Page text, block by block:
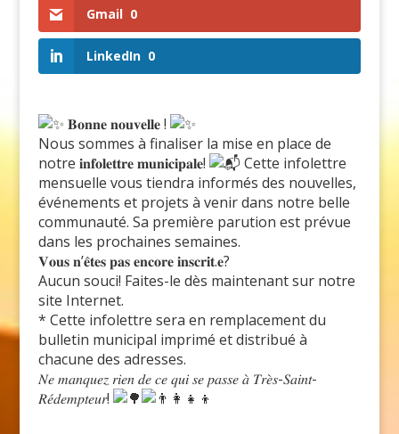
Gmail 0
LinkedIn 0
𝐁𝐨𝐧𝐧𝐞 𝐧𝐨𝐮𝐯𝐞𝐥𝐥𝐞 !
Nous sommes à finaliser la mise en place de
notre 𝐢𝐧𝐟𝐨𝐥𝐞𝐭𝐭𝐫𝐞 𝐦𝐮𝐧𝐢𝐜𝐢𝐩𝐚𝐥𝐞!
Cette infolettre
mensuelle vous tiendra informés des nouvelles,
événements et projets à venir dans notre belle
communauté. Sa première parution est prévue
dans les prochaines semaines.
𝐕𝐨𝐮𝐬 𝐧’𝐞̂𝐭𝐞𝐬 𝐩𝐚𝐬 𝐞𝐧𝐜𝐨𝐫𝐞 𝐢𝐧𝐬𝐜𝐫𝐢𝐭.𝐞?
Aucun souci! Faites-le dès maintenant sur notre
site Internet.
* Cette infolettre sera en remplacement du
bulletin municipal imprimé et distribué à
chacune des adresses.
𝑁𝑒 𝑚𝑎𝑛𝑞𝑢𝑒𝑧 𝑟𝑖𝑒𝑛 𝑑𝑒 𝑐𝑒 𝑞𝑢𝑖 𝑠𝑒 𝑝𝑎𝑠𝑠𝑒 𝑎̀ 𝑇𝑟𝑒̀𝑠-𝑆𝑎𝑖𝑛𝑡-
𝑅𝑒́𝑑𝑒𝑚𝑝𝑡𝑒𝑢𝑟!